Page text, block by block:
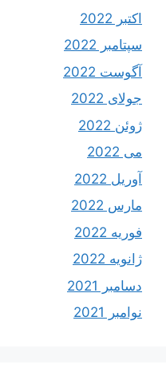
اکتبر 2022
سپتامبر 2022
آگوست 2022
جولای 2022
ژوئن 2022
می 2022
آوریل 2022
مارس 2022
فوریه 2022
ژانویه 2022
دسامبر 2021
نوامبر 2021